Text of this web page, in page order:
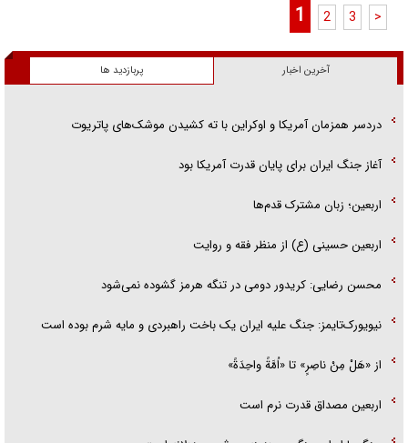
1 2 3 >
آخرین اخبار پربازدید ها
دردسر همزمان آمریکا و اوکراین با ته کشیدن موشک‌های پاتریوت
آغاز جنگ ایران برای پایان قدرت آمریکا بود
اربعین؛ زبان مشترک قدم‌ها
اربعین حسینی (ع) از منظر فقه و روایت
محسن رضایی: کریدور دومی در تنگه هرمز گشوده نمی‌شود
نیویورک‌تایمز: جنگ علیه ایران یک باخت راهبردی و مایه شرم بوده است
از «هَلْ مِنْ ناصِرٍ» تا «اُمَّةً واحِدَةً»
اربعین مصداق قدرت نرم است